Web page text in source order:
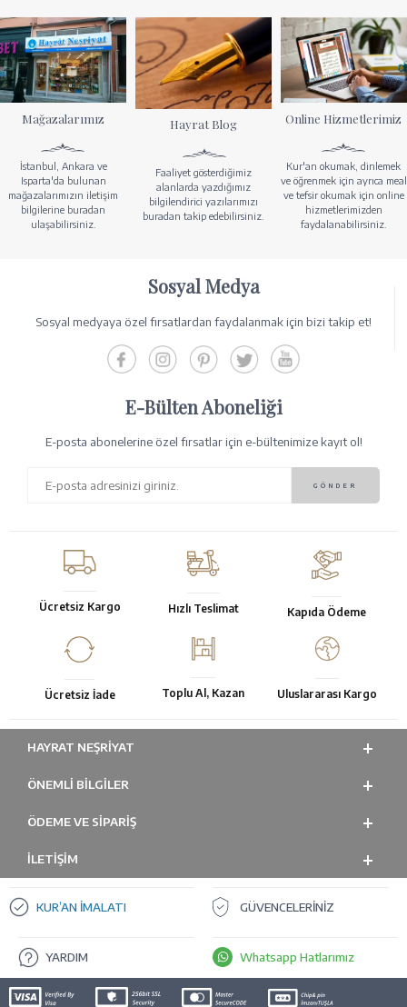
Mağazalarımız
İstanbul, Ankara ve
Isparta'da bulunan
mağazalarımızın iletişim
bilgilerine buradan
ulaşabilirsiniz.
Hayrat Blog
Faaliyet gösterdiğimiz
alanlarda yazdığımız
bilgilendirici yazılarımızı
buradan takip edebilirsiniz.
Online Hizmetlerimiz
Kur'an okumak, dinlemek
ve öğrenmek için ayrıca meal
ve tefsir okumak için online
hizmetlerimizden
faydalanabilirsiniz.
Sosyal Medya
Sosyal medyaya özel fırsatlardan faydalanmak için bizi takip et!
E-Bülten Aboneliği
E-posta abonelerine özel fırsatlar için e-bültenimize kayıt ol!
Ücretsiz Kargo Hızlı Teslimat Kapıda Ödeme
Ücretsiz İade Toplu Al, Kazan Uluslararası Kargo
HAYRAT NEŞRIYAT
ÖNEMLI BILGILER
ÖDEME VE SİPARİŞ
İLETİŞİM
KUR’AN İMALATI GÜVENCELERİNİZ
YARDIM Whatsapp Hatlarımız